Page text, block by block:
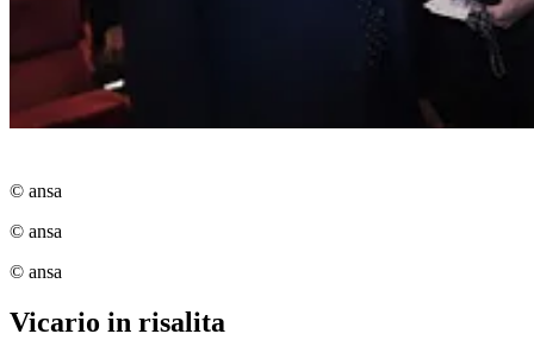
© ansa
© ansa
© ansa
Vicario in risalita